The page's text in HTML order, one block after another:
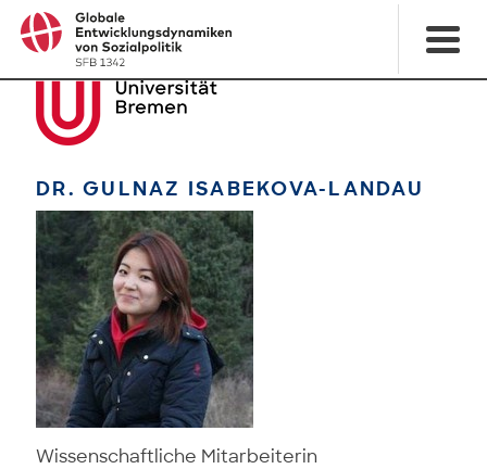
DR. GULNAZ ISABEKOVA-LANDAU
Wissenschaftliche Mitarbeiterin